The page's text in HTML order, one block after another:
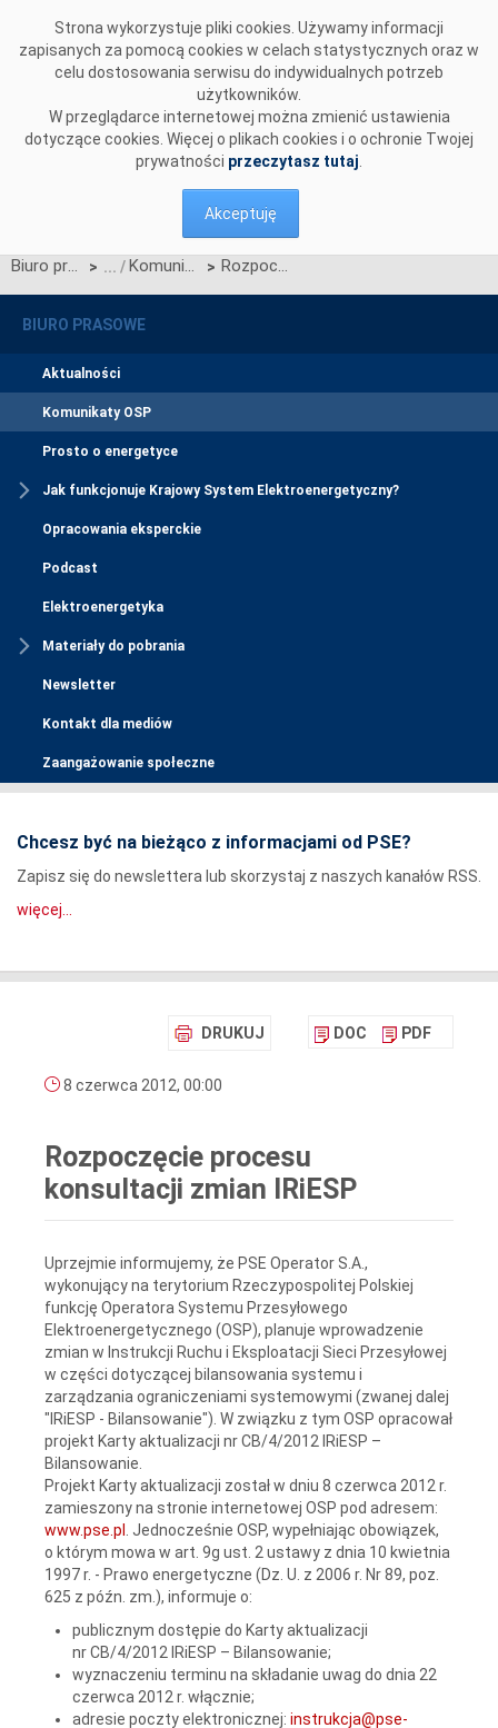
Strona wykorzystuje pliki cookies. Używamy informacji
zapisanych za pomocą cookies w celach statystycznych oraz w
celu dostosowania serwisu do indywidualnych potrzeb
użytkowników.
W przeglądarce internetowej można zmienić ustawienia
dotyczące cookies. Więcej o plikach cookies i o ochronie Twojej
prywatności przeczytasz tutaj
Akceptuję
Biuro prasowe > Komunikaty OSP > Rozpoczęcie procesu konsultacji zmian IRiESP
BIURO PRASOWE
Aktualności
Komunikaty OSP
Prosto o energetyce
Jak funkcjonuje Krajowy System Elektroenergetyczny?
Opracowania eksperckie
Podcast
Elektroenergetyka
Materiały do pobrania
Newsletter
Kontakt dla mediów
Zaangażowanie społeczne
Chcesz być na bieżąco z informacjami od PSE?
Zapisz się do newslettera lub skorzystaj z naszych kanałów RSS.
więcej...
DRUKUJ DOC PDF
8 czerwca 2012, 00:00
Rozpoczęcie procesu
konsultacji zmian IRiESP
Uprzejmie informujemy, że PSE Operator S.A.,
wykonujący na terytorium Rzeczypospolitej Polskiej
funkcję Operatora Systemu Przesyłowego
Elektroenergetycznego (OSP), planuje wprowadzenie
zmian w Instrukcji Ruchu i Eksploatacji Sieci Przesyłowej
w części dotyczącej bilansowania systemu i
zarządzania ograniczeniami systemowymi (zwanej dalej
"IRiESP - Bilansowanie"). W związku z tym OSP opracował
projekt Karty aktualizacji nr CB/4/2012 IRiESP –
Bilansowanie.
Projekt Karty aktualizacji został w dniu 8 czerwca 2012 r.
zamieszony na stronie internetowej OSP pod adresem:
www.pse.pl
. Jednocześnie OSP, wypełniając obowiązek,
o którym mowa w art. 9g ust. 2 ustawy z dnia 10 kwietnia
1997 r. - Prawo energetyczne (Dz. U. z 2006 r. Nr 89, poz.
625 z późn. zm.), informuje o:
publicznym dostępie do Karty aktualizacji
nr CB/4/2012 IRiESP – Bilansowanie;
wyznaczeniu terminu na składanie uwag do dnia 22
czerwca 2012 r. włącznie;
adresie poczty elektronicznej: instrukcja@pse-